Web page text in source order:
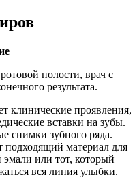
полости, врач с
результата.
клинические проявления,
вставки на зубы.
снимки зубного ряда.
подходящий материал для
или тот, который
вся линия улыбки.